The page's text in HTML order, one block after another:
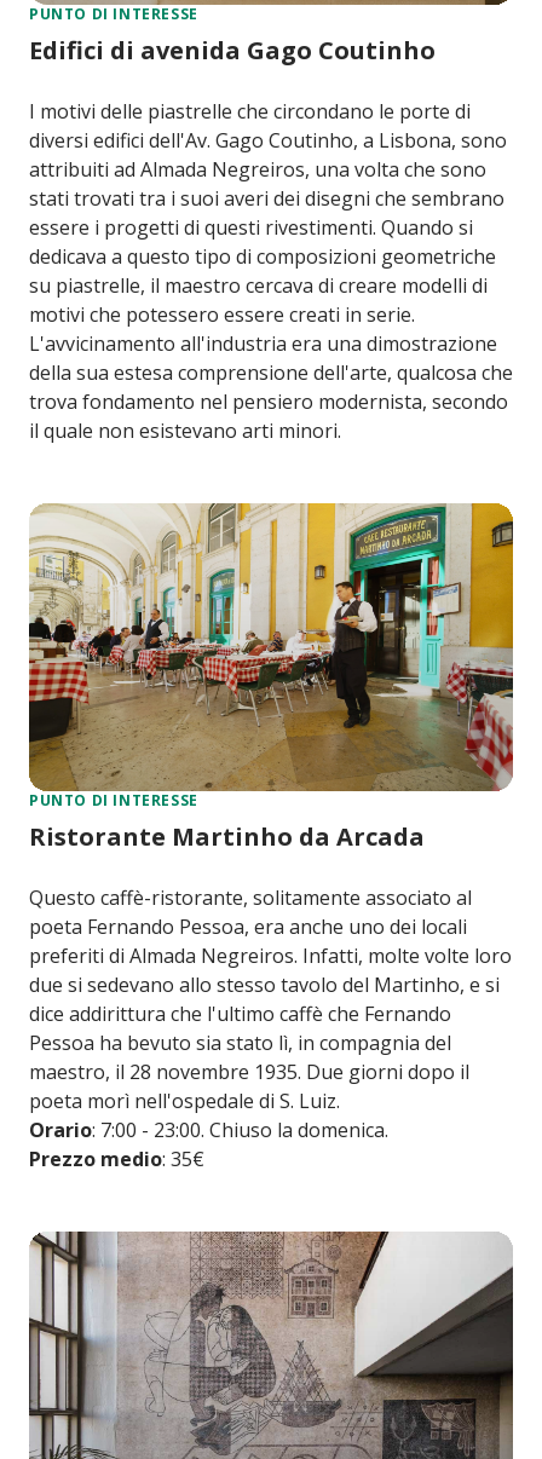
PUNTO DI INTERESSE
Edifici di avenida Gago Coutinho
I motivi delle piastrelle che circondano le porte di
diversi edifici dell'Av. Gago Coutinho, a Lisbona, sono
attribuiti ad Almada Negreiros, una volta che sono
stati trovati tra i suoi averi dei disegni che sembrano
essere i progetti di questi rivestimenti. Quando si
dedicava a questo tipo di composizioni geometriche
su piastrelle, il maestro cercava di creare modelli di
motivi che potessero essere creati in serie.
L'avvicinamento all'industria era una dimostrazione
della sua estesa comprensione dell'arte, qualcosa che
trova fondamento nel pensiero modernista, secondo
il quale non esistevano arti minori.
PUNTO DI INTERESSE
Ristorante Martinho da Arcada
Questo caffè-ristorante, solitamente associato al
poeta Fernando Pessoa, era anche uno dei locali
preferiti di Almada Negreiros. Infatti, molte volte loro
due si sedevano allo stesso tavolo del Martinho, e si
dice addirittura che l'ultimo caffè che Fernando
Pessoa ha bevuto sia stato lì, in compagnia del
maestro, il 28 novembre 1935. Due giorni dopo il
poeta morì nell'ospedale di S. Luiz.
Orario: 7:00 - 23:00. Chiuso la domenica.
Prezzo medio: 35€